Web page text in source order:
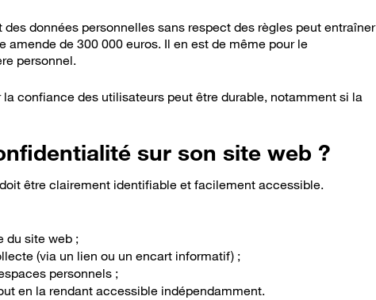
données personnelles sans respect des règles peut entraîner
de 300 000 euros. Il en est de même pour le
personnel.
confiance des utilisateurs peut être durable, notamment si la
sur son site web ?
être clairement identifiable et facilement accessible.
du site web ;
(via un lien ou un encart informatif) ;
personnels ;
en la rendant accessible indépendamment.